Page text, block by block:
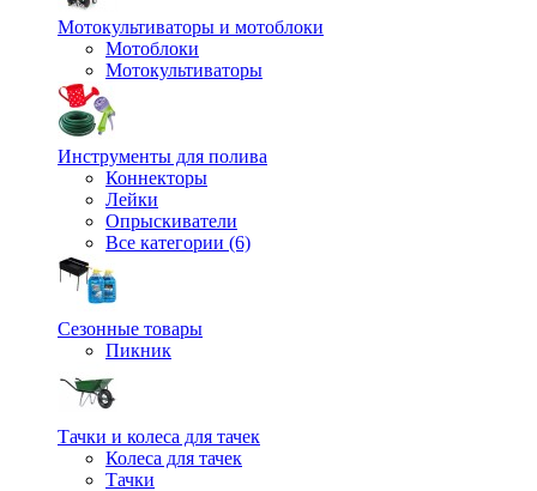
Мотокультиваторы и мотоблоки
Мотоблоки
Мотокультиваторы
Инструменты для полива
Коннекторы
Лейки
Опрыскиватели
Все категории (6)
Сезонные товары
Пикник
Тачки и колеса для тачек
Колеса для тачек
Тачки